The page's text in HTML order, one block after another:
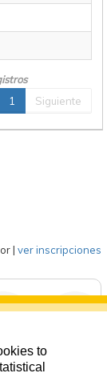
to
1 Siguiente
| ver inscripciones